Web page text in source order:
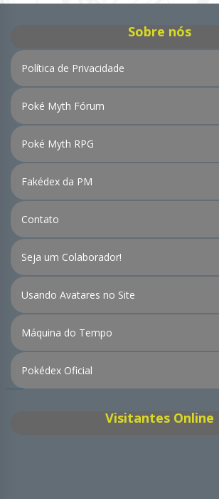
Sobre nós
Política de Privacidade
Poké Myth Fórum
Poké Myth RPG
Fakédex da PM
Contato
Seja um Colaborador!
Usando Avatares no Site
Máquina do Tempo
Pokédex Oficial
Visitantes Online